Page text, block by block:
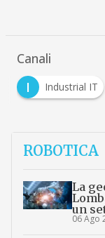
Canali
I
Industrial IT
ROBOTICA
La
un
06 Ago